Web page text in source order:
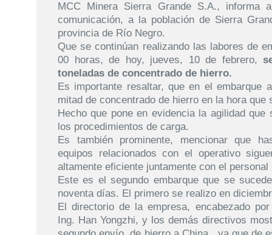
MCC Minera Sierra Grande S.A., informa
comunicación, a la población de Sierra
provincia de Río Negro.
Que se continúan realizando las labores de
00 horas, de hoy, jueves, 10 de febrero,
toneladas de concentrado de hierro.
Es importante resaltar, que en el embarque
mitad de concentrado de hierro en la hora que
Hecho que pone en evidencia la agilidad que
los procedimientos de carga.
Es también prominente, mencionar que
equipos relacionados con el operativo
altamente eficiente juntamente con el personal
Este es el segundo embarque que se
noventa días. El primero se realizo en
El directorio de la empresa, encabezado
Ing. Han Yongzhi, y los demás directivos